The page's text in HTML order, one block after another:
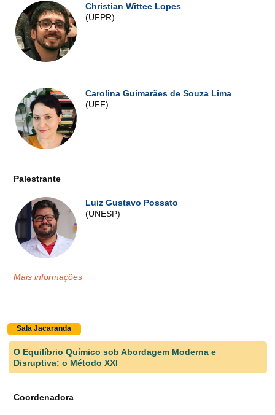
Christian Wittee Lopes
(UFPR)
Carolina Guimarães de Souza Lima
(UFF)
Palestrante
Luiz Gustavo Possato
(UNESP)
Mais informações
Sala Jacaranda
O Equilíbrio Químico sob Abordagem Moderna e
Disruptiva: o Método XXI
Coordenadora